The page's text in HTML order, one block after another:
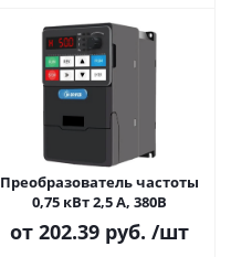
Преобразователь частоты
0,75 кВт 2,5 А, 380В
от 202.39 руб. /шт